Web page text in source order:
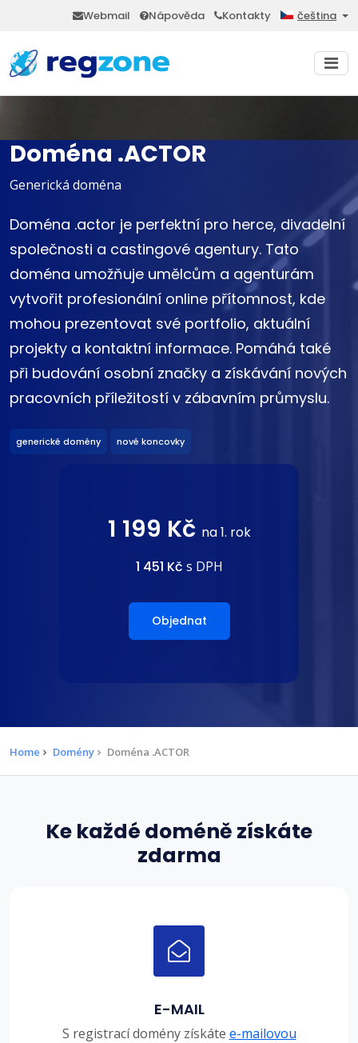
Webmail Nápověda Kontakty čeština
Doména .ACTOR
Generická doména
Doména .actor je perfektní pro herce, divadelní
společnosti a castingové agentury. Tato
doména umožňuje umělcům a agenturám
vytvořit profesionální online přítomnost, kde
mohou prezentovat své portfolio, aktuální
projekty a kontaktní informace. Pomáhá také
při budování osobní značky a získávání nových
pracovních příležitostí v zábavním průmyslu.
generické domény nové koncovky
1 199 Kč na 1. rok
1 451 Kč s DPH
Objednat
Home Domény Doména .ACTOR
Ke každé doméně získáte
zdarma
E-MAIL
S registrací domény získáte e-mailovou